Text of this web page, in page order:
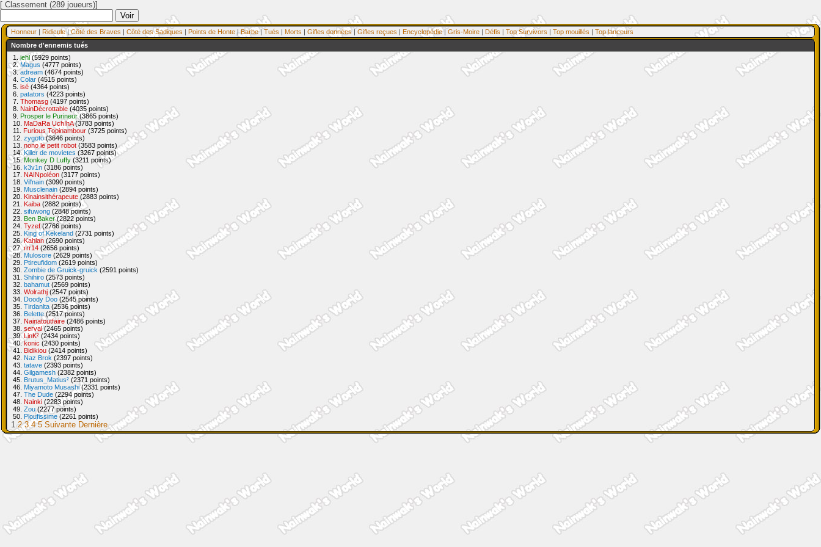
[ Classement (289 joueurs)]
Honneur | Ridicule|Côté des Braves | Côté des Sadiques | Points de Honte |Barbe| Tués | Morts | Gifles données | Gifles reçues | Encyclopédie| Gris-Moire | Défis | Top Survivors | Top mouillés | Top lanceurs
Nombre d'ennemis tués
1. iehl (5929 points)
2.Magus (4777 points)
3.adream (4674 points)
4. Colar (4515 points)
5. isé (4364 points)
6. patators (4223 points)
7. Thomasg (4197 points)
8. NainDécrottable (4035 points)
9. Prosper le Purineur(3865 points)
10. MaDaRa UchIhA(3783 points)
11. Furious Topinambour (3725 points)
12. zygoto(3646 points)
13. nono le petit robot (3583 points)
14.Killer de movietes (3267 points)
15.Monkey D Luffy (3211 points)
16. k3v1n (3186 points)
17. NAINpoléon (3177 points)
18. Vil'nain (3090 points)
19. Musclenain (2894 points)
20. Kinainsithérapeute (2883 points)
21. Kaiba (2882 points)
22. sifuwong (2848 points)
23. Ben Baker(2822 points)
24. Tyzef (2766 points)
25. King of Kekeland (2731 points)
26.Kahlan (2690 points)
27.rrr14 (2656 points)
28. Mulosore (2629 points)
29. Ptireufidom (2619 points)
30. Zombie de Gruick-gruick (2591 points)
31. Shihiro (2573 points)
32. bahamut (2569 points)
33. Wolrathj (2547 points)
34. Doody Doo (2545 points)
35. Tirdanlta (2536 points)
36. Belette (2517 points)
37. Nainatoutfaire (2486 points)
38. serval(2465 points)
39.LinK² (2434 points)
40.konic (2430 points)
41. Bidikiou (2414 points)
42. Naz Brok (2397 points)
43. tatave (2393 points)
44. Gilgamesh (2382 points)
45. Brutus_Matius² (2371 points)
46. Miyamoto Musashi(2331 points)
47. The Dude (2294 points)
48. Nainki (2283 points)
49. Zou (2277 points)
50. Ploufissime (2261 points)
1 2 3 4 5 Suivante Dernière